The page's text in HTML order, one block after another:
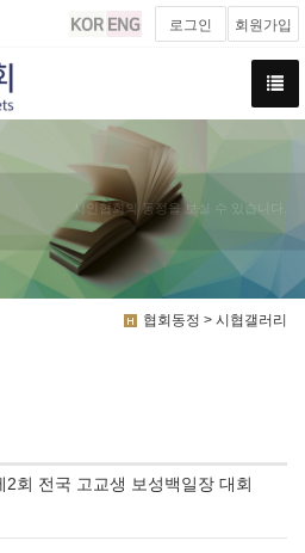
로그인 회원가입
시인협회의 동정을 보실 수 있습니다.
협회동정 > 시협갤러리
2회 전국 고교생 보성백일장 대회